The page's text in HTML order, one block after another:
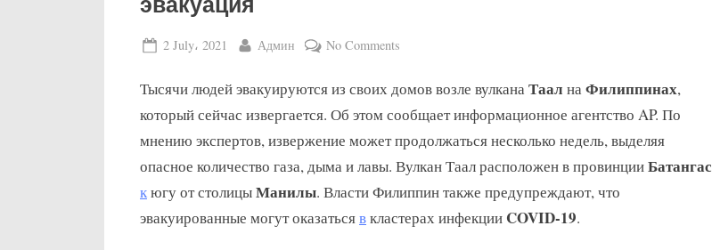
эвакуация
Posted
2 July، 2021 By
Админ No Comments
Филиппинах
после
большая
эвакуация
Тысячи людей эвакуируются из своих домов возле вулканаТаал наФилиппинах,
который сейчас извергается. Об этом сообщает информационное агентство AP. По
мнению экспертов, извержение может продолжаться несколько недель, выделяя
опасное количество газа, дыма и лавы. Вулкан Таал расположен в провинцииБатангас
кюгу от столицыМанилы. Власти Филиппин также предупреждают, что
эвакуированные могут оказатьсявкластерах инфекции COVID-19.